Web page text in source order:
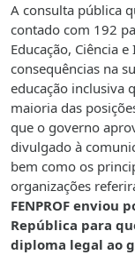
A consulta pública
contado com 192
Educação, Ciência
consequências na
educação inclusiva
maioria das
que o governo
divulgado à
bem como os
organizações
FENPROF enviou
República para
diploma legal ao